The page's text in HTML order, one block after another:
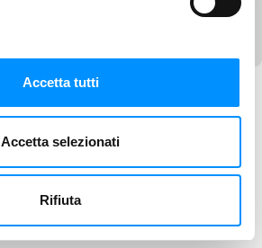
Accetta tutti
Accetta selezionati
Rifiuta